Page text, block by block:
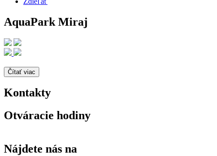
AquaPark Miraj
Čítať viac
Kontakty
Otváracie hodiny
Nájdete nás na